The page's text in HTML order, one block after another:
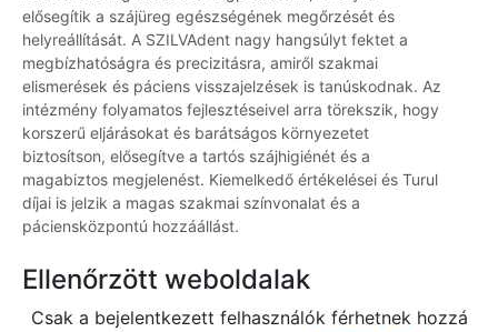
elősegítik a szájüreg egészségének megőrzését és
helyreállítását. A SZILVAdent nagy hangsúlyt fektet a
megbízhatóságra és precizitásra, amiről szakmai
elismerések és páciens visszajelzések is tanúskodnak. Az
intézmény folyamatos fejlesztéseivel arra törekszik, hogy
korszerű eljárásokat és barátságos környezetet
biztosítson, elősegítve a tartós szájhigiénét és a
magabiztos megjelenést. Kiemelkedő értékelései és Turul
díjai is jelzik a magas szakmai színvonalat és a
páciensközpontú hozzáállást.
Ellenőrzött weboldalak
Csak a bejelentkezett felhasználók férhetnek hozzá